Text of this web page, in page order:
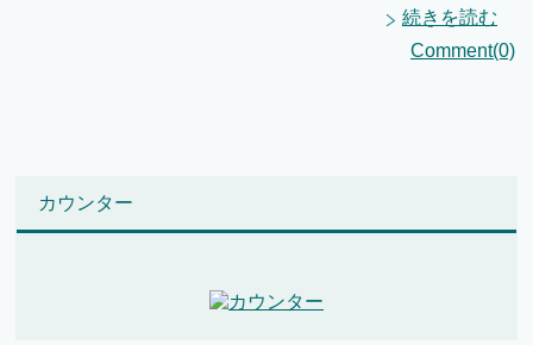
続きを読む
Comment(0)
カウンター